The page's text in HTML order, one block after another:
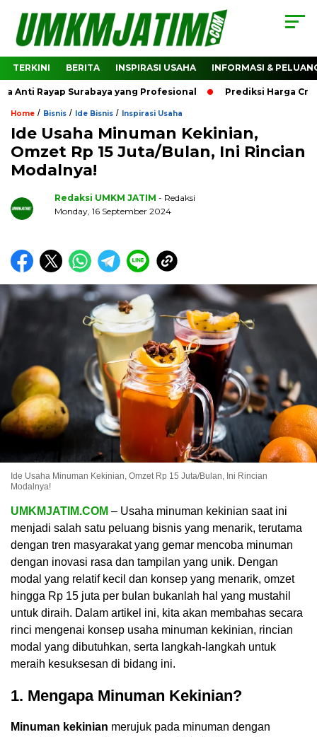
TERKINI BERITA INSPIRASI USAHA INFORMASI &
Rayap Surabaya yang Profesional Prediksi Harga
Home / Bisnis / Ide Bisnis / Inspirasi Usaha
Ide Usaha Minuman Kekinian,
Omzet Rp 15 Juta/Bulan, Ini Rincian
Modalnya!
Redaksi UMKM JATIM - Redaksi
Monday, 16 September 2024
Ide Usaha Minuman Kekinian, Omzet Rp 15 Juta/Bulan, Ini Rincian
Modalnya!
UMKMJATIM.COM – Usaha minuman kekinian saat ini
menjadi salah satu peluang bisnis yang menarik, terutama
dengan tren masyarakat yang gemar mencoba minuman
dengan inovasi rasa dan tampilan yang unik. Dengan
modal yang relatif kecil dan konsep yang menarik, omzet
hingga Rp 15 juta per bulan bukanlah hal yang mustahil
untuk diraih. Dalam artikel ini, kita akan membahas secara
rinci mengenai konsep usaha minuman kekinian, rincian
modal yang dibutuhkan, serta langkah-langkah untuk
meraih kesuksesan di bidang ini.
1. Mengapa Minuman Kekinian?
Minuman kekinian merujuk pada minuman dengan